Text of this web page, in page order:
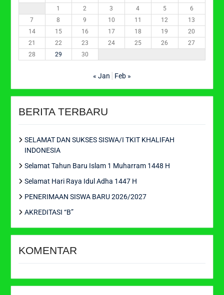
1
2 3 4 5
6
7
8 9 10 11 12
13
14
15 16 17 18 19
20
21
22 23 24 25 26
27
28
29 30
« Jan Feb »
BERITA TERBARU
SELAMAT DAN SUKSES SISWA/I TKIT KHALIFAH
INDONESIA
Selamat Tahun Baru Islam 1 Muharram 1448 H
Selamat Hari Raya Idul Adha 1447 H
PENERIMAAN SISWA BARU 2026/2027
AKREDITASI “B”
KOMENTAR